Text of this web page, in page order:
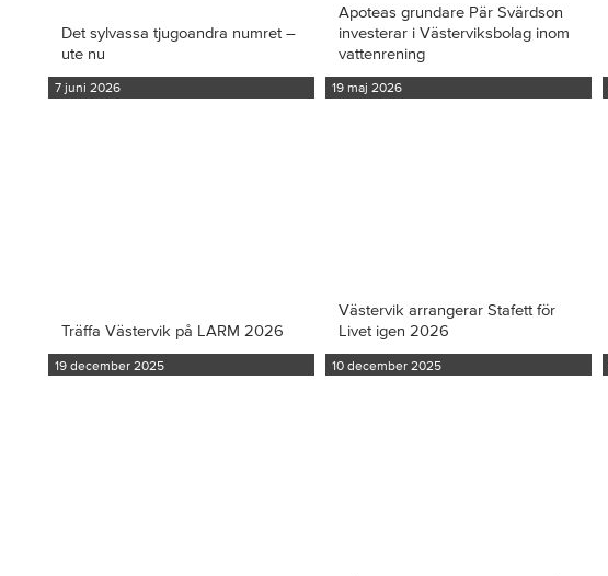
Det sylvassa tjugoandra numret –
ute nu
7 juni 2026
Apoteas grundare Pär Svärdson
investerar i Västerviksbolag inom
vattenrening
19 maj 2026
Träffa Västervik på LARM 2026
19 december 2025
Västervik arrangerar Stafett för
Livet igen 2026
10 december 2025